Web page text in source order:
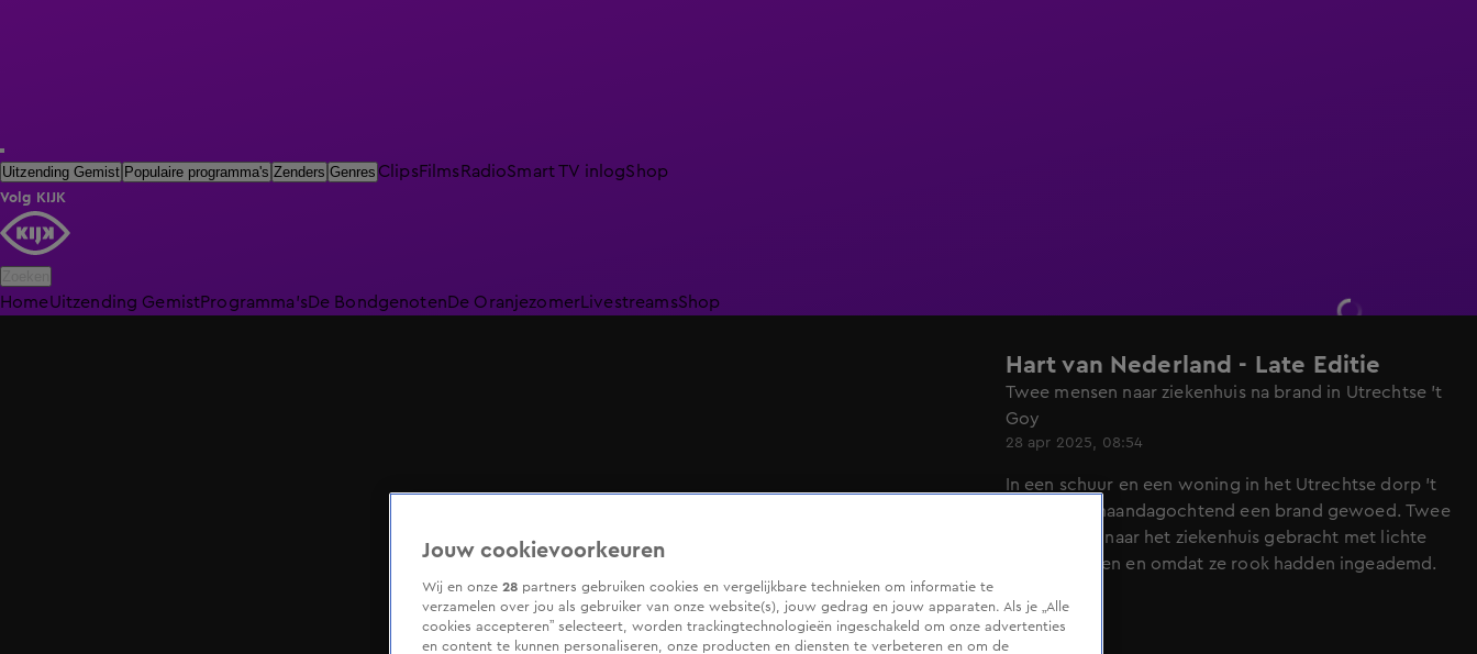
Uitzending Gemist Populaire programma's Zenders Genres ClipsFilmsRadioSmart TV inlogShop
Volg KIJK
HomeUitzending GemistProgramma'sDe BondgenotenDe Oranjezomer LivestreamsShop
Hart van Nederland - Late Editie
Twee mensen naar ziekenhuis na brand in Utrechtse 't
Goy
28 apr 2025, 08:54
In een schuur en een woning in het Utrechtse dorp 't
Goy heeft maandagochtend een brand gewoed. Twee
mensen zijn naar het ziekenhuis gebracht met lichte
brandwonden en omdat ze rook hadden ingeademd.
Jouw cookievoorkeuren
Wij en onze 28 partners gebruiken cookies en vergelijkbare technieken om informatie te
verzamelen over jou als gebruiker van onze website(s), jouw gedrag en jouw apparaten. Als je „Alle
cookies accepteren” selecteert, worden trackingtechnologieën ingeschakeld om onze advertenties
en content te kunnen personaliseren, onze producten en diensten te verbeteren en om de